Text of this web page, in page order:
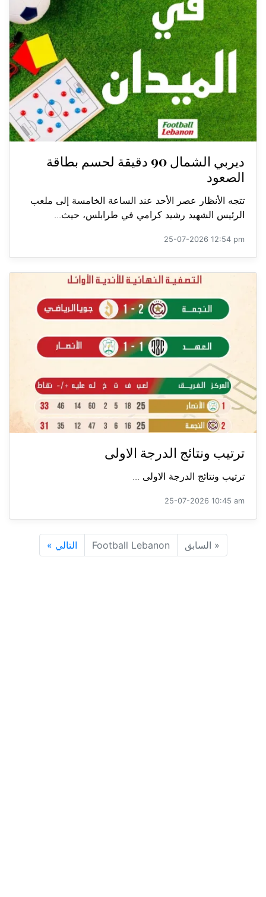
ديربي الشمال 90 دقيقة لحسم بطاقة
الصعود
تتجه الأنظار عصر الأحد عند الساعة الخامسة إلى ملعب
الرئيس الشهيد رشيد كرامي في طرابلس، حيث...
25-07-2026 12:54 pm
ترتيب ونتائج الدرجة الاولى
ترتيب ونتائج الدرجة الاولى ...
25-07-2026 10:45 am
« السابق Football Lebanon التالي »